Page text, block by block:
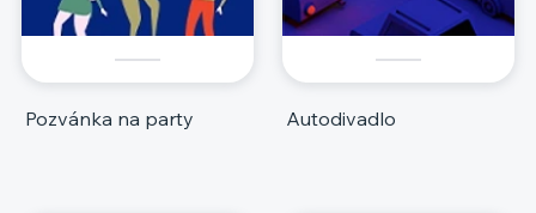
Pozvánka na party Autodivadlo